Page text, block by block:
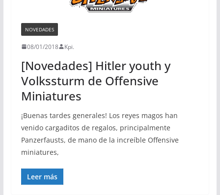
NOVEDADES
08/01/2018 Kpi.
[Novedades] Hitler youth y
Volkssturm de Offensive
Miniatures
¡Buenas tardes generales! Los reyes magos han
venido cargaditos de regalos, principalmente
Panzerfausts, de mano de la increíble Offensive
miniatures,
Leer más